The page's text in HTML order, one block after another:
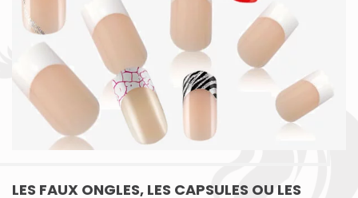
LES FAUX ONGLES, LES CAPSULES OU LES